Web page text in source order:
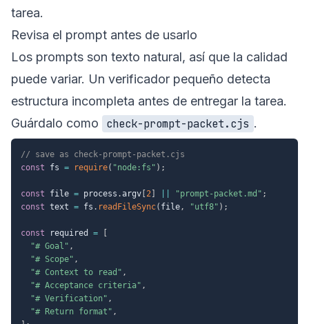
tarea.
Revisa el prompt antes de usarlo
Los prompts son texto natural, así que la calidad
puede variar. Un verificador pequeño detecta
estructura incompleta antes de entregar la tarea.
Guárdalo como
check-prompt-packet.cjs .
// save as check-prompt-packet.cjs
const fs = require( "node:fs" ) ;
const file = process .argv 2 "prompt-packet.md" ;
const text = fs . readFileSync( file, "utf8" ) ;
const required =
"# Goal" ,
"# Scope" ,
"# Context to read" ,
"# Acceptance criteria" ,
"# Verification" ,
"# Return format" ,